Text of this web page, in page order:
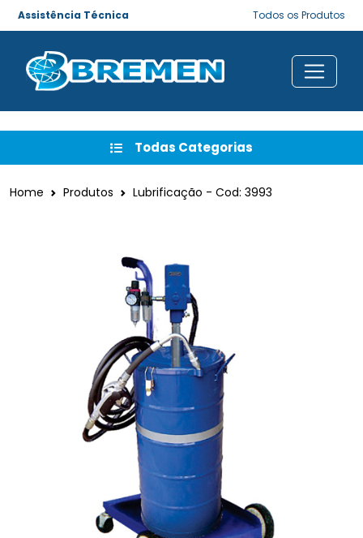
Assistência Técnica Todos os Produtos
Todas Categorias
Home Produtos Lubrificação - Cod: 3993